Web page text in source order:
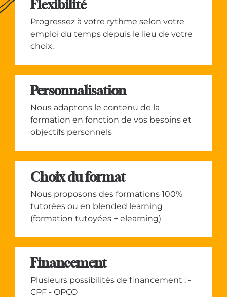
Flexibilité
Progressez à votre rythme selon votre
emploi du temps depuis le lieu de votre
choix.
Personnalisation
Nous adaptons le contenu de la
formation en fonction de vos besoins et
objectifs personnels
Choix du format
Nous proposons des formations 100%
tutorées ou en blended learning
(formation tutoyées + elearning)
Financement
Plusieurs possibilités de financement : -
CPF - OPCO